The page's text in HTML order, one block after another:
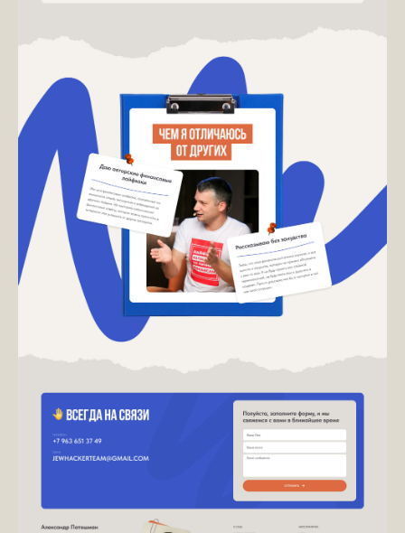
Нужна консультация
и оценка стоимости и
сроков проекта?
/ ФОРМА ЗАЯВКИ /